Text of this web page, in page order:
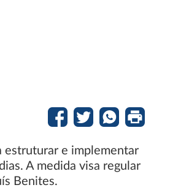
estruturar e implementar
A medida visa regular
Benites.